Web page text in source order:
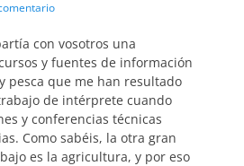
con vosotros una
y fuentes de información
pesca que me han resultado
de intérprete cuando
y conferencias técnicas
Como sabéis, la otra gran
es la agricultura, y por eso